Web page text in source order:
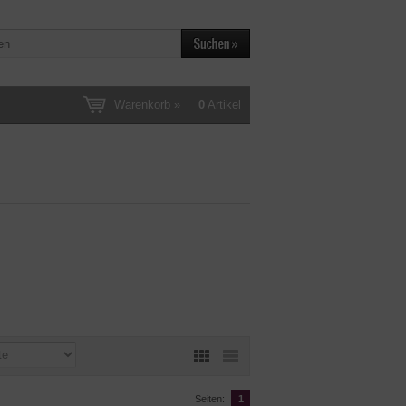
Warenkorb » 0 Artikel
Seiten: 1